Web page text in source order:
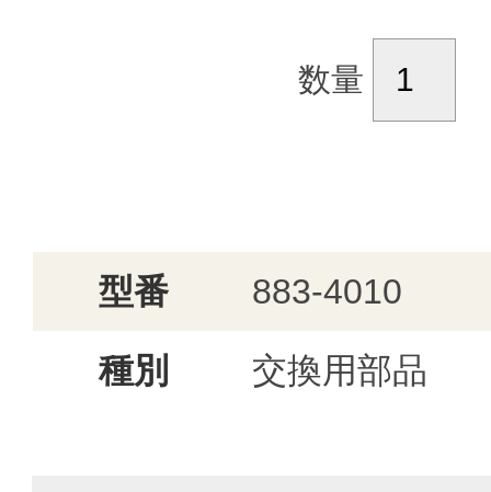
数量
型番
883-4010
種別
交換用部品